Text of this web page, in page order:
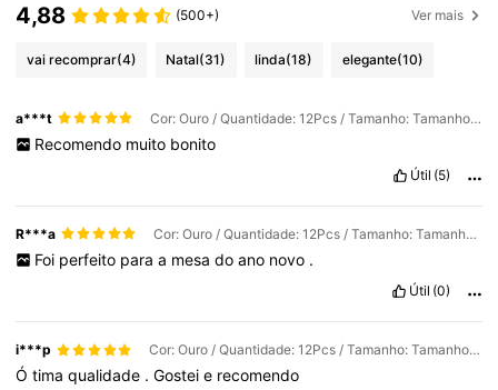
4,88 (500+) Ver mais
vai recomprar(4) Natal(31) linda(18) elegante(10)
a***t Cor: Ouro / Quantidade: 12Pcs / Tamanho: Tamanho Único
Recomendo muito bonito
Útil (5)
R***a Cor: Ouro / Quantidade: 12Pcs / Tamanho: Tamanho Único
Foi perfeito para a mesa do ano novo .
Útil (0)
i***p Cor: Ouro / Quantidade: 12Pcs / Tamanho: Tamanho Único
Ótimaqualidade .Gosteie recomendo